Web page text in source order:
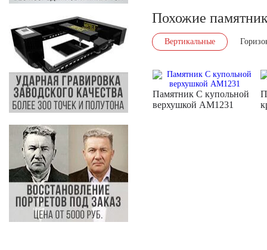
Похожие
Вертикальные
Памятник С купольной
верхушкой AM1231